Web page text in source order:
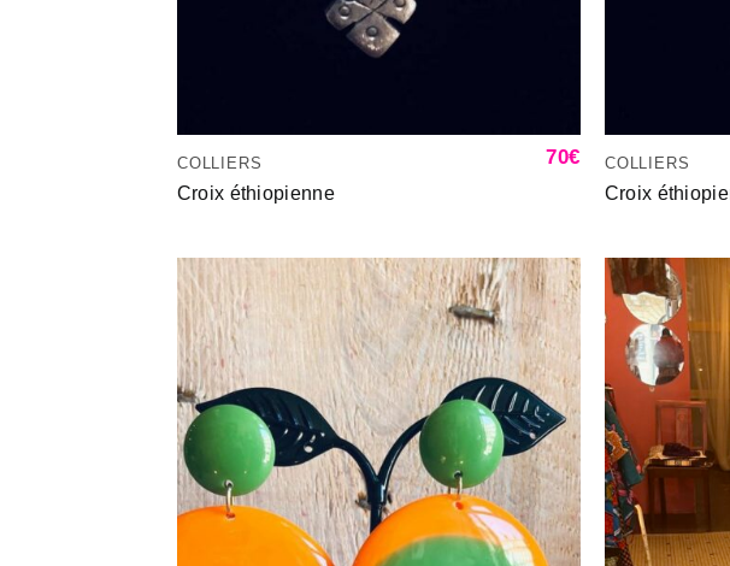
COLLIERS
Croix éthiopienne
70€ COLLIERS
Croix
Ajouter
à la liste
d’envies